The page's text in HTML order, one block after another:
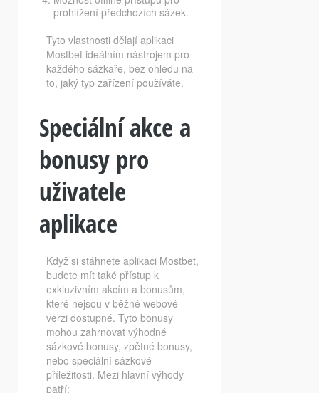
prohlížení předchozích sázek.
Tyto vlastnosti dělají aplikaci
Mostbet ideálním nástrojem pro
každého sázkaře, bez ohledu na
to, jaký typ zařízení používáte.
Speciální akce a
bonusy pro
uživatele
aplikace
Když si stáhnete aplikaci Mostbet,
budete mít také přístup k
exkluzivním akcím a bonusům,
které nejsou v běžné webové
verzi dostupné. Tyto bonusy
mohou zahrnovat výhodné
sázkové bonusy, zpětné bonusy,
nebo speciální sázkové
příležitosti. Mezi hlavní výhody
patří: